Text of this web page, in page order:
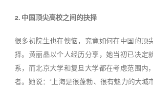
2. 中国顶尖高校之间的抉择
很多初院生也在懊恼，究竟如何在中国的顶
择。黄丽晶以个人经历分享，她当初已决定
系，而北京大学和复旦大学都在考虑范围内
者。她说：“上海是很蓬勃、很有魅力的大城